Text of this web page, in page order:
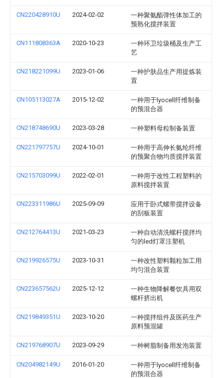
CN220428910U 2024-02-02
一种聚氨酯弹性体加工的
预熟化搅拌装置
CN111808363A 2020-10-23
一种环卫垃圾桶及生产工
艺
CN218221099U 2023-01-06
一种护肤品生产用提炼装
置
CN105113027A 2015-12-02
一种用于lyocell纤维制备
的预混合器
CN218748690U 2023-03-28 一种塑料母粒制备装置
CN221797757U 2024-10-01
一种用于高伸长氨纶纤维
的预聚合物均质搅拌装置
CN215703099U 2022-02-01
一种用于改性工程塑料的
原料搅拌装置
CN223311986U 2025-09-09
应用于卧式螺带搅拌设备
的刮板装置
CN212764413U 2021-03-23
一种自动清洗螺杆搅拌均
匀的led灯罩注塑机
CN219926575U 2023-10-31
一种改性塑料颗粒加工用
均匀混合装置
CN223657562U 2025-12-12
一种生物降解餐饮具用双
螺杆挤出机
CN219849351U 2023-10-20
一种搅拌组件及医药生产
原料预混罐
CN219768907U 2023-09-29 一种树脂制备用发泡装置
CN204982149U 2016-01-20
一种用于lyocell纤维制备
的预混合器